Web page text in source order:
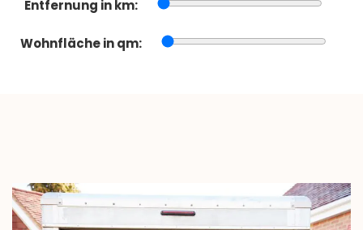
Entfernung in km:
Wohnfläche in qm: